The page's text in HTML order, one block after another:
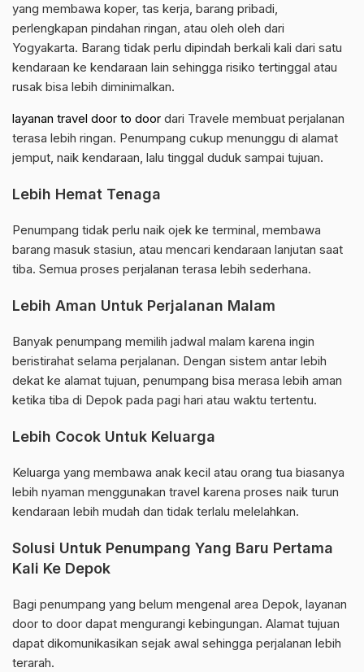
yang membawa koper, tas kerja, barang pribadi,
perlengkapan pindahan ringan, atau oleh oleh dari
Yogyakarta. Barang tidak perlu dipindah berkali kali dari satu
kendaraan ke kendaraan lain sehingga risiko tertinggal atau
rusak bisa lebih diminimalkan.
layanan travel door to door dari Travele membuat perjalanan
terasa lebih ringan. Penumpang cukup menunggu di alamat
jemput, naik kendaraan, lalu tinggal duduk sampai tujuan.
Lebih Hemat Tenaga
Penumpang tidak perlu naik ojek ke terminal, membawa
barang masuk stasiun, atau mencari kendaraan lanjutan saat
tiba. Semua proses perjalanan terasa lebih sederhana.
Lebih Aman Untuk Perjalanan Malam
Banyak penumpang memilih jadwal malam karena ingin
beristirahat selama perjalanan. Dengan sistem antar lebih
dekat ke alamat tujuan, penumpang bisa merasa lebih aman
ketika tiba di Depok pada pagi hari atau waktu tertentu.
Lebih Cocok Untuk Keluarga
Keluarga yang membawa anak kecil atau orang tua biasanya
lebih nyaman menggunakan travel karena proses naik turun
kendaraan lebih mudah dan tidak terlalu melelahkan.
Solusi Untuk Penumpang Yang Baru Pertama
Kali Ke Depok
Bagi penumpang yang belum mengenal area Depok, layanan
door to door dapat mengurangi kebingungan. Alamat tujuan
dapat dikomunikasikan sejak awal sehingga perjalanan lebih
terarah.